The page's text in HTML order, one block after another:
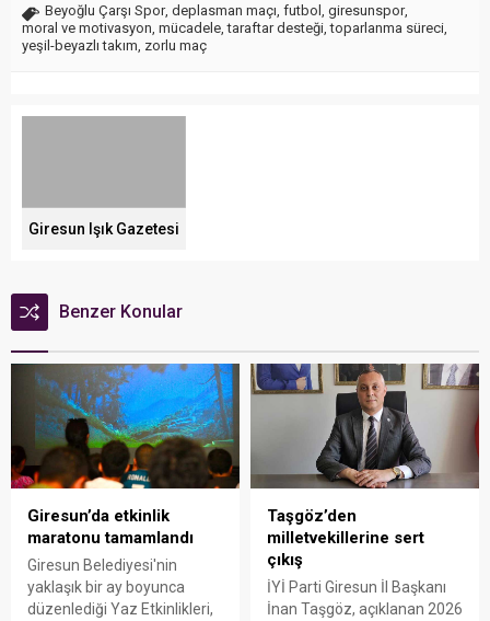
Beyoğlu Çarşı Spor, deplasman maçı futbol giresunspor,
moral ve motivasyon mücadele ,taraftar desteği ,toparlanma süreci
yeşil-beyazlı takım zorlu maç
Giresun Işık Gazetesi
Benzer Konular
Giresun’da etkinlik
maratonu tamamlandı
Giresun Belediyesi'nin
yaklaşık bir ay boyunca
düzenlediği Yaz Etkinlikleri,
Taşgöz’den
milletvekillerine sert
çıkış
İYİ Parti Giresun İl Başkanı
İnan Taşgöz, açıklanan 2026